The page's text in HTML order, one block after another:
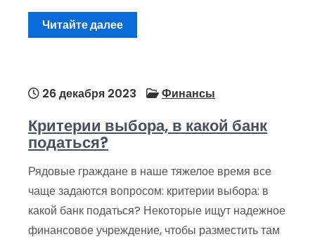
Читайте далее
26 декабря 2023 Финансы
Критерии выбора, в какой банк
податься?
Рядовые граждане в наше тяжелое время все
чаще задаются вопросом: критерии выбора: в
какой банк податься? Некоторые ищут надежное
финансовое учреждение, чтобы разместить там